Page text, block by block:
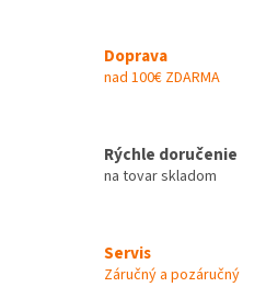
Doprava
nad 100€ ZDARMA
Rýchle doručenie
na tovar skladom
Servis
Záručný a pozáručný